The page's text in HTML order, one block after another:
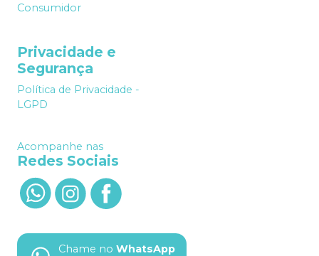
Consumidor
Privacidade e
Segurança
Política de Privacidade -
LGPD
Acompanhe nas
Redes Sociais
Chame no WhatsApp